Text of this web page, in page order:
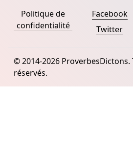
Politique de
confidentialité
Facebook
Twitter
© 2014-2026 ProverbesDictons.
réservés.